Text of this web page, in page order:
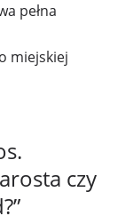
pełna
miejskiej
czy
”